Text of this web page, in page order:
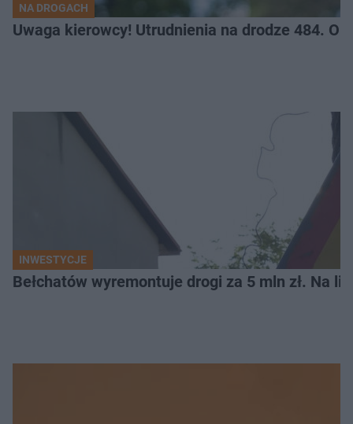
NA DROGACH
Uwaga kierowcy! Utrudnienia na drodze 484.
INWESTYCJE
Bełchatów wyremontuje drogi za 5 mln zł. Na